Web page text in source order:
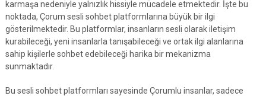
karmaşa nedeniyle yalnızlık hissiyle mücadele etmektedir. İşte bu
noktada, Çorum sesli sohbet platformlarına büyük bir ilgi
gösterilmektedir. Bu platformlar, insanların sesli olarak iletişim
kurabileceği, yeni insanlarla tanışabileceği ve ortak ilgi alanlarına
sahip kişilerle sohbet edebileceği harika bir mekanizma
sunmaktadır.
Bu sesli sohbet platformları sayesinde Çorumlu insanlar, sadece